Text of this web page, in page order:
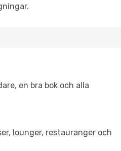
en bra bok och alla
lounger, restauranger och